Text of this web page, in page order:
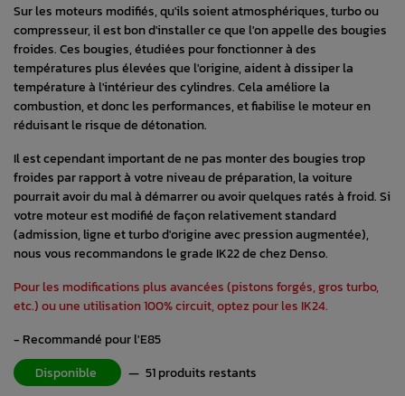
Sur les moteurs modifiés, qu'ils soient atmosphériques, turbo ou
compresseur, il est bon d'installer ce que l'on appelle des bougies
froides. Ces bougies, étudiées pour fonctionner à des
températures plus élevées que l'origine, aident à dissiper la
température à l'intérieur des cylindres. Cela améliore la
combustion, et donc les performances, et fiabilise le moteur en
réduisant le risque de détonation.
Il est cependant important de ne pas monter des bougies trop
froides par rapport à votre niveau de préparation, la voiture
pourrait avoir du mal à démarrer ou avoir quelques ratés à froid. Si
votre moteur est modifié de façon relativement standard
(admission, ligne et turbo d'origine avec pression augmentée),
nous vous recommandons le grade IK22 de chez Denso.
Pour les modifications plus avancées (pistons forgés, gros turbo,
etc.) ou une utilisation 100% circuit, optez pour les IK24.
- Recommandé pour l'E85
Disponible
— 51 produits restants